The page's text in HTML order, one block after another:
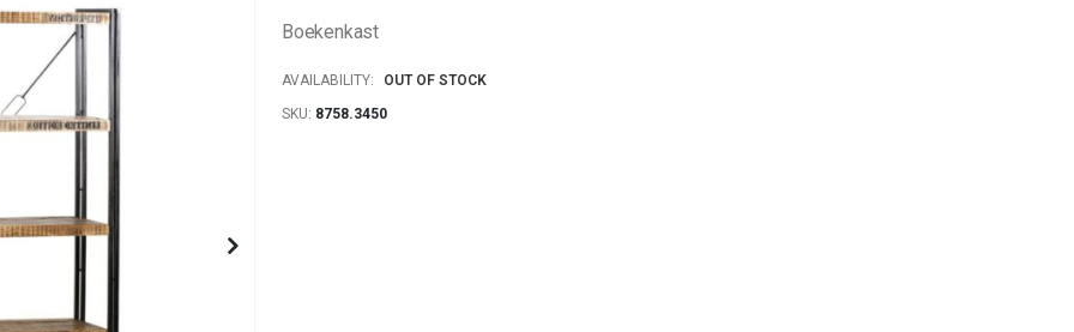
Boekenkast
AVAILABILITY:
OUT OF STOCK
SKU 8758.3450